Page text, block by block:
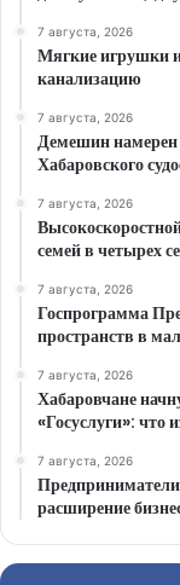
7 августа, 2026
Мягкие игрушки
канализацию
7 августа, 2026
Демешин намерен
Хабаровского
7 августа, 2026
семей в четырех
7 августа, 2026
Госпрограмма
пространств в
7 августа, 2026
Хабаровчане
«Госуслуги»: что
7 августа, 2026
расширение